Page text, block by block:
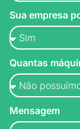
Sua empresa
Quantas
Mensagem